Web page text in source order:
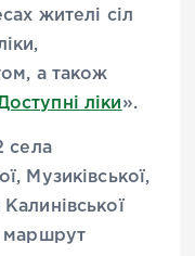
жителі сіл
а також
ліки ».
села
Музиківської,
маршрут